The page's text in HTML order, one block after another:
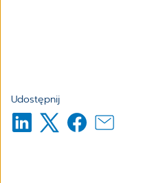
Udostępnij